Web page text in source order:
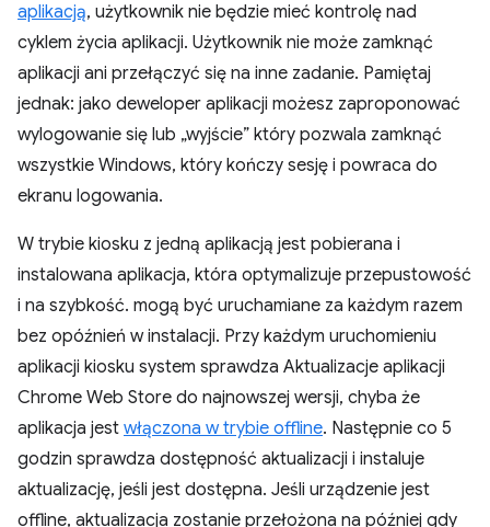
aplikacją, użytkownik nie będzie mieć kontrolę nad
cyklem życia aplikacji. Użytkownik nie może zamknąć
aplikacji ani przełączyć się na inne zadanie. Pamiętaj
jednak: jako deweloper aplikacji możesz zaproponować
wylogowanie się lub „wyjście” który pozwala zamknąć
wszystkie Windows, który kończy sesję i powraca do
ekranu logowania.
W trybie kiosku z jedną aplikacją jest pobierana i
instalowana aplikacja, która optymalizuje przepustowość
i na szybkość. mogą być uruchamiane za każdym razem
bez opóźnień w instalacji. Przy każdym uruchomieniu
aplikacji kiosku system sprawdza Aktualizacje aplikacji
Chrome Web Store do najnowszej wersji, chyba że
aplikacja jest włączona w trybie offline. Następnie co 5
godzin sprawdza dostępność aktualizacji i instaluje
aktualizację, jeśli jest dostępna. Jeśli urządzenie jest
offline, aktualizacja zostanie przełożona na później gdy